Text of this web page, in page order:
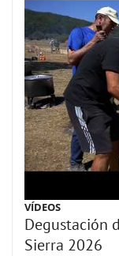
VÍDEOS
Degustación
Sierra 2026